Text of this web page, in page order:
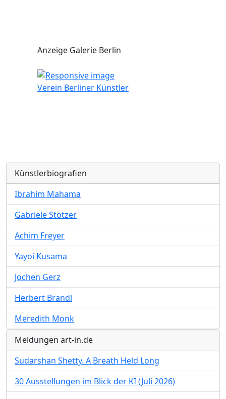
Anzeige Galerie Berlin
Verein Berliner Künstler
Künstlerbiografien
Ibrahim Mahama
Gabriele Stötzer
Achim Freyer
Yayoi Kusama
Jochen Gerz
Herbert Brandl
Meredith Monk
Meldungen art-in.de
Sudarshan Shetty. A Breath Held Long
30 Ausstellungen im Blick der KI (Juli 2026)